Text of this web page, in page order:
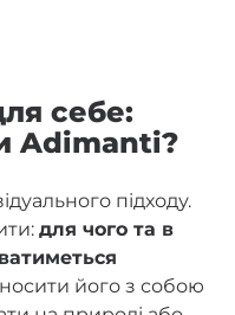
себе:
Adimanti?
підходу.
для чого та в
його з собою